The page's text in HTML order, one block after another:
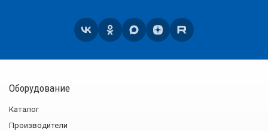
Оборудование
Каталог
Производители